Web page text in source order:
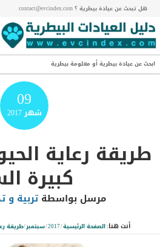
هل تبحث عن عيادة بيطرية ؟ contact@evcindex.com
ابحث عن عيادة بيطرية أو معلومة بيطرية
09
شهر2017
طريقة رعاية
كبيرة
مرسل بواسطةتربية و
أنت هنا:الصفحة الرئيسية/
2017
/سبتمبر/طريقة